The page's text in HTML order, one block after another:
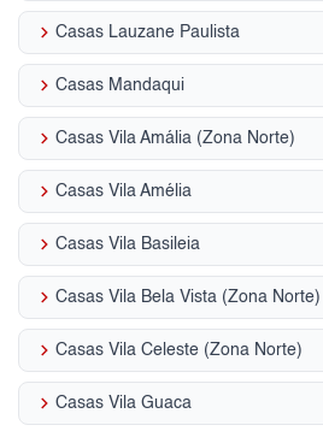
keyboard_arrow_right Casas Lauzane Paulista
keyboard_arrow_right Casas Mandaqui
keyboard_arrow_right Casas Vila Amália (Zona Norte)
keyboard_arrow_right Casas Vila Amélia
keyboard_arrow_right Casas Vila Basileia
keyboard_arrow_right Casas Vila Bela Vista (Zona Norte)
keyboard_arrow_right Casas Vila Celeste (Zona Norte)
keyboard_arrow_right Casas Vila Guaca